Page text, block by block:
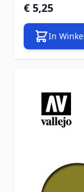
€ 5,25
In